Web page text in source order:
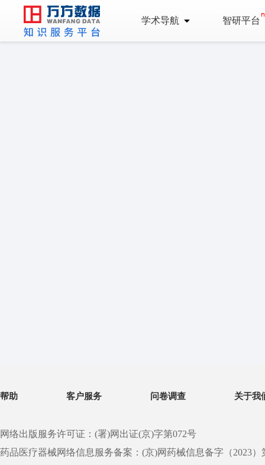
学术导航 智研平台
帮助 客户服务 问卷调查 关于我
网络出版服务许可证：(署)网出证(京)字第072号
药品医疗器械网络信息服务备案：(京)网药械信息备字（2023）